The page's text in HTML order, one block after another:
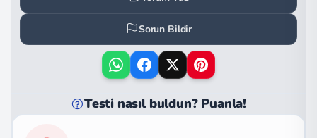
Sorun Bildir
Testi nasıl buldun? Puanla!